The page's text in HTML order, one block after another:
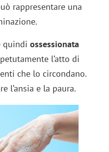
rappresentare una
quindiossessionata
l’atto di
che lo circondano.
l’ansia e la paura.